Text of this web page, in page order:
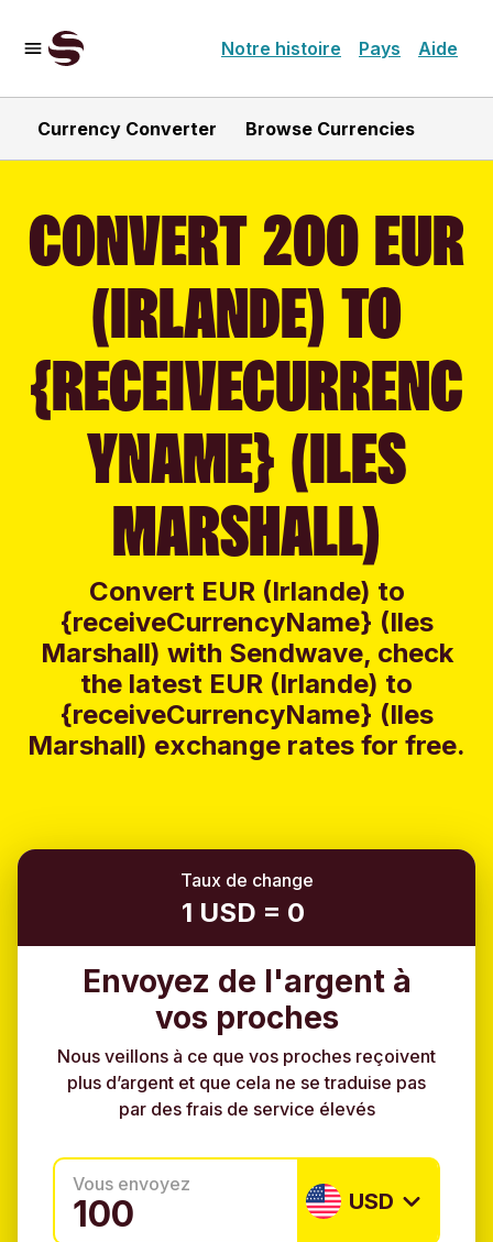
Notre histoire Pays Aide
Currency Converter Browse Currencies
CONVERT 200 EUR
(IRLANDE) TO
{RECEIVECURRENC
YNAME} (ILES
MARSHALL)
Convert EUR (Irlande) to
{receiveCurrencyName} (Iles
Marshall) with Sendwave, check
the latest EUR (Irlande) to
{receiveCurrencyName} (Iles
Marshall) exchange rates for free.
Taux de change
1 USD = 0
Envoyez de l'argent à
vos proches
Nous veillons à ce que vos proches reçoivent
plus d’argent et que cela ne se traduise pas
par des frais de service élevés
Vous envoyez
USD